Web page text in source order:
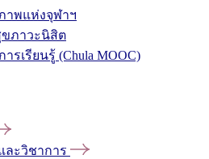
าพแห่งจุฬาฯ
ขภาวะนิสิต
รเรียนรู้ (Chula MOOC)
ละวิชาการ